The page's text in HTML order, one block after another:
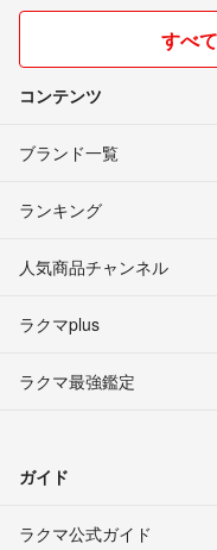
すべ
コンテンツ
ブランド一覧
ランキング
人気商品チャンネル
ラクマplus
ラクマ最強鑑定
ガイド
ラクマ公式ガイド